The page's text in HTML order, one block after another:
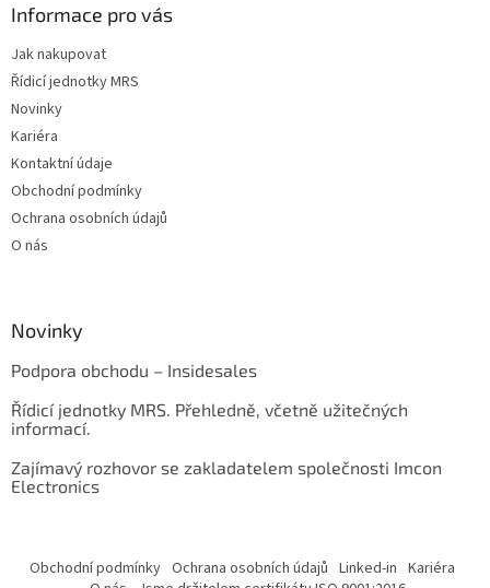
Informace pro vás
Jak nakupovat
Řídicí jednotky MRS
Novinky
Kariéra
Kontaktní údaje
Obchodní podmínky
Ochrana osobních údajů
O nás
Novinky
Podpora obchodu – Insidesales
Řídicí jednotky MRS. Přehledně, včetně užitečných
informací.
Zajímavý rozhovor se zakladatelem společnosti Imcon
Electronics
Obchodní podmínky Ochrana osobních údajů Linked-in Kariéra